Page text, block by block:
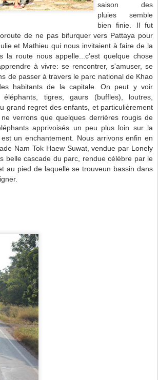
saison des
pluies semble
bien finie. Il fut
de ne pas bifurquer vers Pattaya pour
et Mathieu qui nous invitaient à faire de la
la route nous appelle...c'est quelque chose
à vivre: se rencontrer, s'amuser, se
de passer à travers le parc national de Khao
habitants de la capitale. On peut y voir
éléphants, tigres, gaurs (buffles), loutres,
grand regret des enfants, et particulièrement
verrons que quelques derrières rougis de
apprivoisés un peu plus loin sur la
un enchantement. Nous arrivons enfin en
Nam Tok Haew Suwat, vendue par Lonely
belle cascade du parc, rendue célèbre par le
au pied de laquelle se trouveun bassin dans